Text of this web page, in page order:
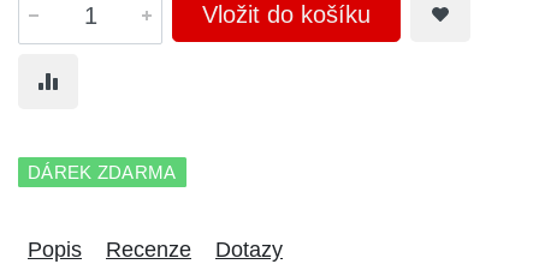
Vložit do košíku
DÁREK ZDARMA
Popis Recenze Dotazy